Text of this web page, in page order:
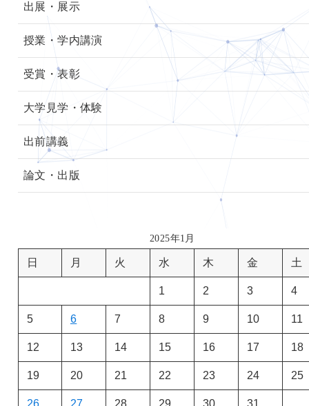
出展・展示
授業・学内講演
受賞・表彰
大学見学・体験
出前講義
論文・出版
2025年1月
日 月 火 水 木 金 土
1 2 3 4
5 6 7 8 9 10 11
12 13 14 15 16 17 18
19 20 21 22 23 24 25
26 27 28 29 30 31